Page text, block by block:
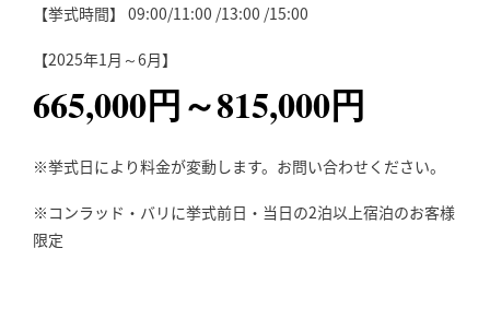
【挙式時間】 09:00/11:00 /13:00 /15:00
【2025年1月～6月】
665,000円～815,000円
※挙式日により料金が変動します。お問い合わせください。
※コンラッド・バリに挙式前日・当日の2泊以上宿泊のお客様
限定